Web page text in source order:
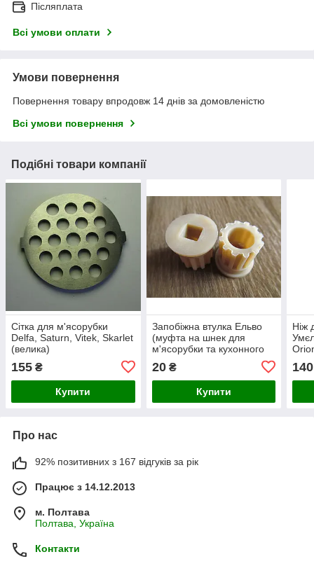
Післяплата
Всі умови оплати
Умови повернення
Повернення товару впродовж 14 днів за домовленістю
Всі умови повернення
Подібні товари компанії
Сітка для м'ясорубки
Delfa, Saturn, Vitek, Skarlet
(велика)
155 ₴
Купити
Запобіжна втулка Ельво
(муфта на шнек для
м'ясорубки та кухонного
20₴
Купити
Ніж
140
Про нас
92% позитивних з 167 відгуків за рік
Працює з 14.12.2013
м. Полтава
Полтава, Україна
Контакти